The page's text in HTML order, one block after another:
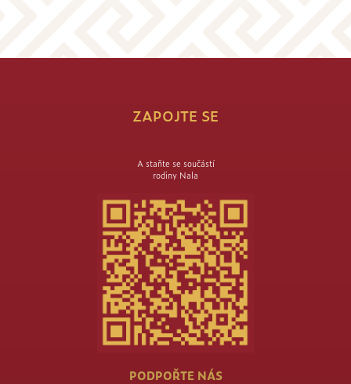
ZAPOJTE SE
A staňte se součástí
rodiny Nala
PODPOŘTE NÁS